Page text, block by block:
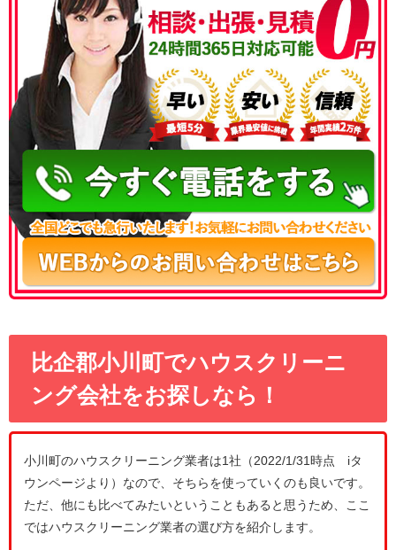
050-3177-5687
比企郡小川町でハウスクリーニ
ング会社をお探しなら！
小川町のハウスクリーニング業者は1社（2022/1/31時点 iタ
ウンページより）なので、そちらを使っていくのも良いです。
ただ、他にも比べてみたいということもあると思うため、ここ
ではハウスクリーニング業者の選び方を紹介します。